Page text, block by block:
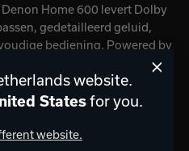
Home 600 levert Dolby
gedetailleerd geluid,
bediening. Powered by
NU
website.
Statesfor you.
website.